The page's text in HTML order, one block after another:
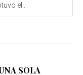
el...
SOLA